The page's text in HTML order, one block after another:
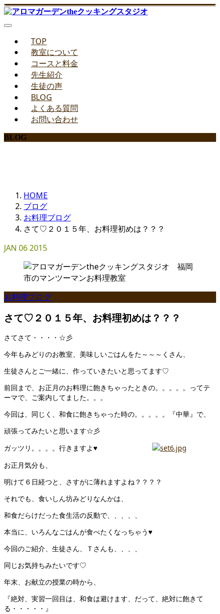
TOP
教室について
コースと料金
先生紹介
生徒の声
BLOG
よくある質問
お問い合わせ
BLOG
HOME
ブログ
お料理ブログ
さて♡２０１５年、お料理初めは？？？
JAN 062015
お料理ブログ
さて♡２０１５年、お料理初めは？？？
さてさて・・・・☆彡
今年もみどりのお教室、美味しいごはんをた～～～くさん、
生徒さんとご一緒に、作っていきたいと思ってます♡
前回まで、お正月のお料理に飽きちゃったときの。。。。。ってテ
ーマで、ご案内してました。。。
今回は、同じく、和食に飽きちゃった時の。。。。。『中華』で、
頑張ってみたいと思います☆彡
ガッツリ。。。。行きますよ♥
お正月気分も、
明けて６日経つと、さすがに薄れますよね？？？？
それでも、食いしん坊みどりなんかは、
和食だらけだった食生活の反動で、、、、、
本当に、いろんなごはんが食べたくなっちゃう♥
今回のご紹介、生徒さん、Ｔさんも、、、、
同じお気持ちみたいです♡
年末、お献立の授業の時から、
『絶対、実習一回目は、和食は避けます、だって、絶対に飽きて
る・・・・・』